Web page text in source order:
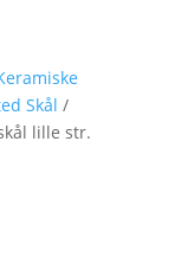
Skål /
lille str.